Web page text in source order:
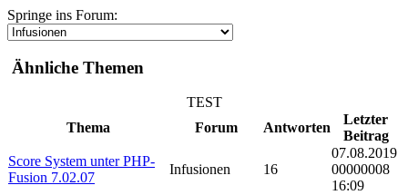
Springe ins Forum:
Ähnliche Themen
TEST
Thema
Forum Antworten
Letzter
Beitrag
Score System unter PHP-
Fusion 7.02.07
Infusionen 16
07.08.2019
00000008
16:09